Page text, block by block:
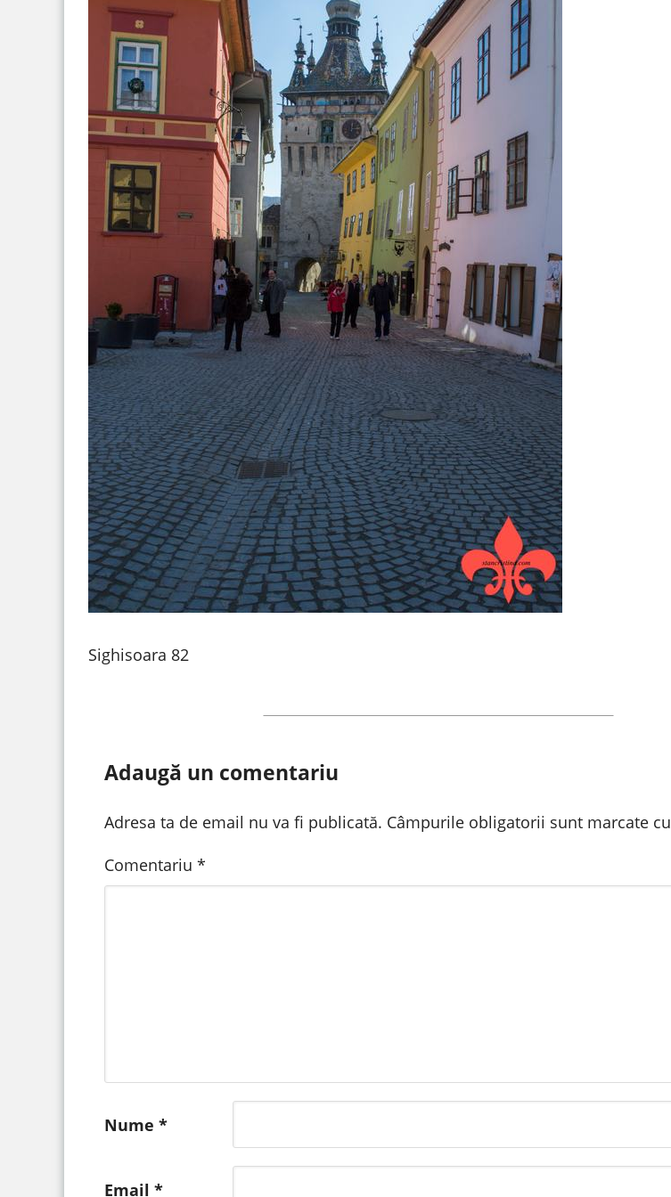
Sighisoara 82
Adaugă un comentariu
Adresa ta de email nu va fi publicată. Câmpurile obligatorii sunt marcate cu
Comentariu *
Nume *
Email *